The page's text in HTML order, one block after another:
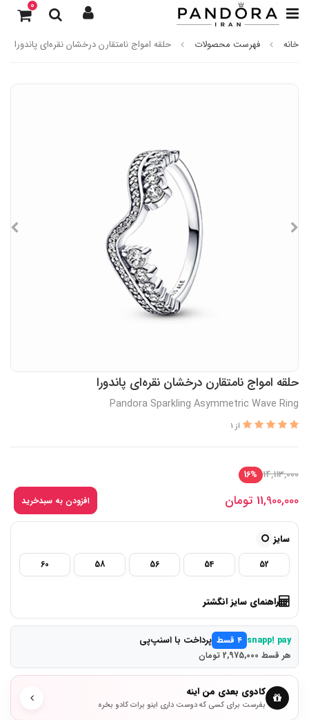
0
خانه فهرست محصولات حلقه امواج نامتقارن درخشان نقره‌ای پاندورا
حلقه امواج نامتقارن درخشان نقره‌ای پاندورا
Pandora Sparkling Asymmetric Wave Ring
از 1
14,113,000
16%
11,900,000 تومان افزودن به سبدخرید
سایز
52
54
56
58
60
راهنمای سایز انگشتر
snapp! pay ۴ قسط پرداخت با اسنپ‌پی
هر قسط 2,975,000 تومان
کادوی بعدی من اینه
بفرست برای کسی که دوست داری اینو برات کادو بخره